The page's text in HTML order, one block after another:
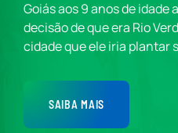
Goiás aos 9 anos de idade
decisão de que era Rio
cidade que ele iria plantar
SAIBA MAIS